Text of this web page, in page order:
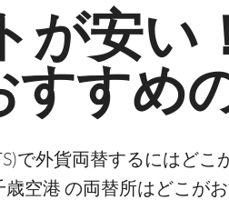
が安い
すすめ
で外貨両替するにはどこ
空港 の両替所はどこが